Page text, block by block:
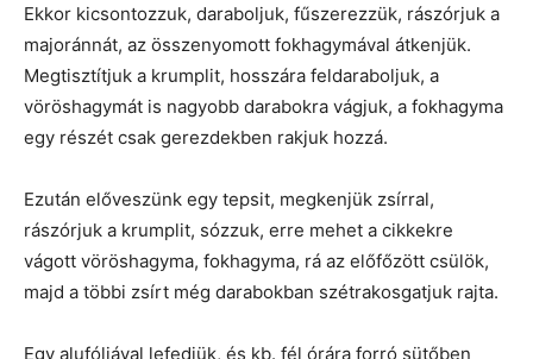
Ekkor kicsontozzuk, daraboljuk, fűszerezzük, rászórjuk a
majoránnát, az összenyomott fokhagymával átkenjük.
Megtisztítjuk a krumplit, hosszára feldaraboljuk, a
vöröshagymát is nagyobb darabokra vágjuk, a fokhagyma
egy részét csak gerezdekben rakjuk hozzá.
Ezután előveszünk egy tepsit, megkenjük zsírral,
rászórjuk a krumplit, sózzuk, erre mehet a cikkekre
vágott vöröshagyma, fokhagyma, rá az előfőzött csülök,
majd a többi zsírt még darabokban szétrakosgatjuk rajta.
Egy alufóliával lefedjük, és kb. fél órára forró sütőben